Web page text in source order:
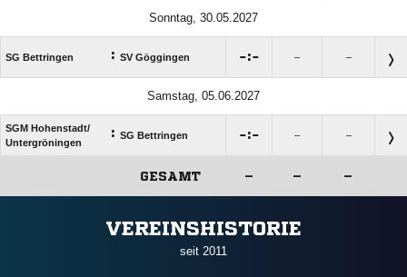
Sonntag, 30.05.2027
SG Bettringen : SV Göggingen : – –
Samstag, 05.06.2027
SGM Hohenstadt/​
Untergröningen
: SG Bettringen : – –
GESAMT – – –
VEREINSHISTORIE
seit 2011